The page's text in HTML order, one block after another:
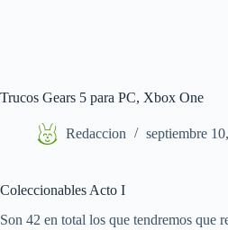
Trucos Gears 5 para PC, Xbox One
Redaccion septiembre
Coleccionables Acto I
Son 42 en total los que tendremos que